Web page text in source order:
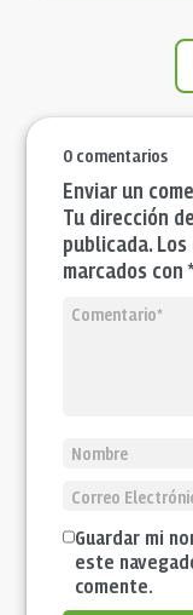
0 comentarios
Enviar un
Tu dirección
publicada.
marcados con *
Guardar mi
este
comente.